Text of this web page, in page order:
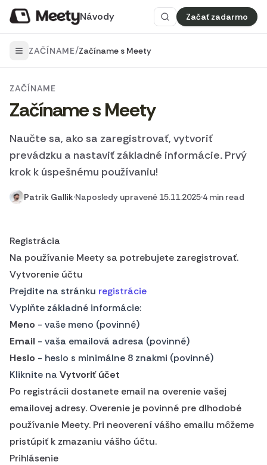
Návody Začať zadarmo
ZAČÍNAME/Začíname s Meety
ZAČÍNAME
Začíname s Meety
Naučte sa, ako sa zaregistrovať, vytvoriť
prevádzku a nastaviť základné informácie. Prvý
krok k úspešnému používaniu!
Patrik Gallik·Naposledy upravené 15.11.2025·4 min read
Registrácia
Na používanie Meety sa potrebujete zaregistrovať.
Vytvorenie účtu
Prejdite na stránku registrácie
Vyplňte základné informácie:
Meno - vaše meno (povinné)
Email - vaša emailová adresa (povinné)
Heslo - heslo s minimálne 8 znakmi (povinné)
Kliknite na Vytvoriť účet
Po registrácii dostanete email na overenie vašej
emailovej adresy. Overenie je povinné pre dlhodobé
používanie Meety. Pri neoverení vášho emailu môžeme
pristúpiť k zmazaniu vášho účtu.
Prihlásenie